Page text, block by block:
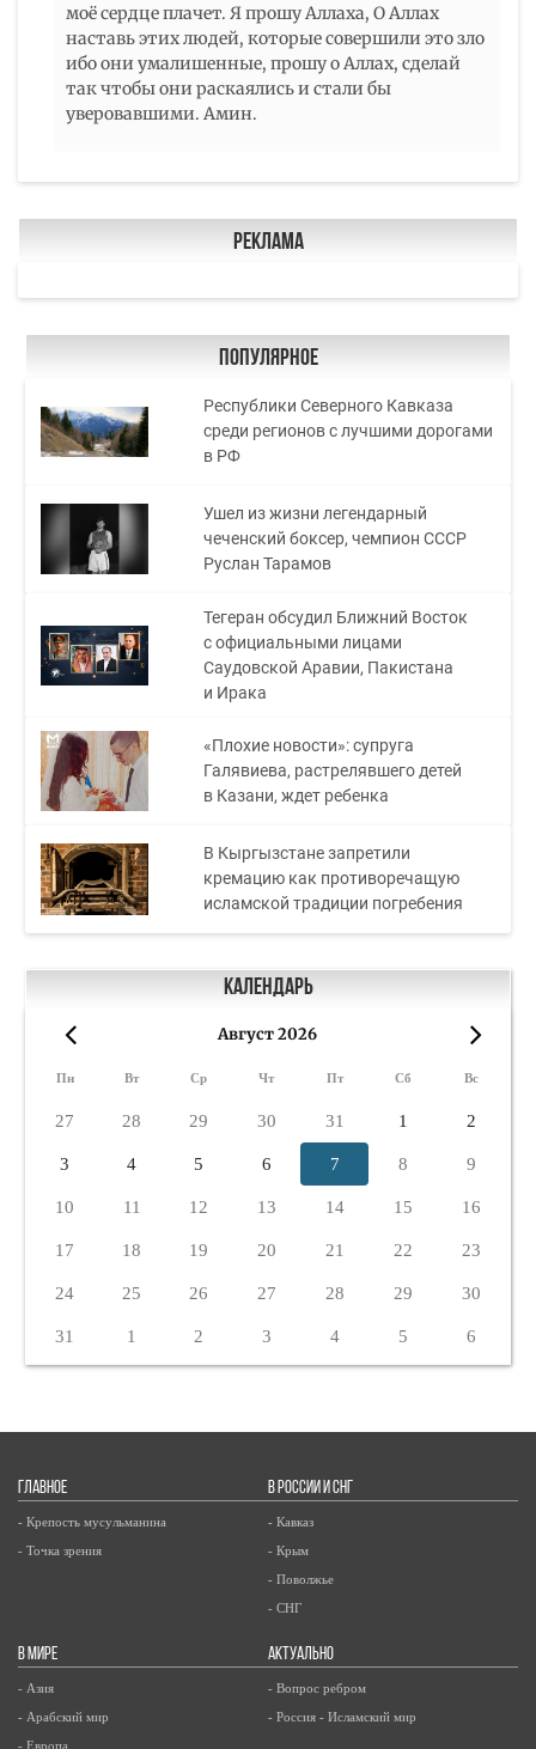
моё сердце плачет. Я прошу Аллаха, О Аллах
наставь этих людей, которые совершили это зло
ибо они умалишенные, прошу о Аллах, сделай
так чтобы они раскаялись и стали бы
уверовавшими. Амин.
Реклама
Популярное
Республики Северного Кавказа
среди регионов с лучшими дорогами
в РФ
Ушел из жизни легендарный
чеченский боксер, чемпион СССР
Руслан Тарамов
Тегеран обсудил Ближний Восток
с официальными лицами
Саудовской Аравии, Пакистана
и Ирака
«Плохие новости»: супруга
Галявиева, растрелявшего детей
в Казани, ждет ребенка
В Кыргызстане запретили
кремацию как противоречащую
исламской традиции погребения
Календарь
Август 2026
Пн Вт Ср Чт Пт Сб Вс
27 28 29 30 31 1 2
3 4 5 6 7 8 9
10 11 12 13 14 15 16
17 18 19 20 21 22 23
24 25 26 27 28 29 30
31 1 2 3 4 5 6
ГЛАВНОЕ
- Крепость мусульманина
- Точка зрения
В РОССИИ И СНГ
- Кавказ
- Крым
- Поволжье
- СНГ
В МИРЕ
- Азия
- Арабский мир
- Европа
АКТУАЛЬНО
- Вопрос ребром
- Россия - Исламский мир